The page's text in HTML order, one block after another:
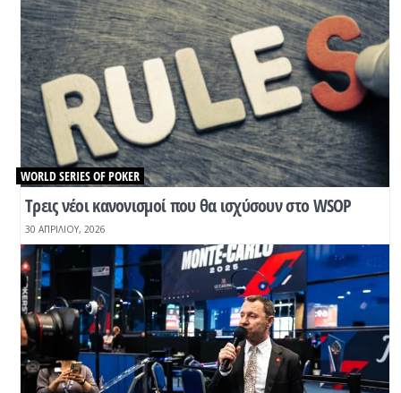
Tρεις νέοι κανονισμοί που θα ισχύσουν στο WSOP
WORLD SERIES OF POKER
30 ΑΠΡΙΛΊΟΥ, 2026